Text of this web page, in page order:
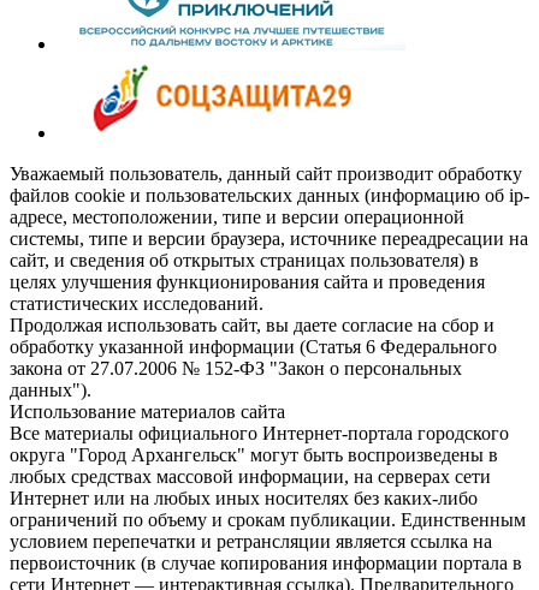
Уважаемый пользователь, данный сайт производит обработку
файлов cookie и пользовательских данных (информацию об ip-
адресе, местоположении, типе и версии операционной
системы, типе и версии браузера, источнике переадресации на
сайт, и сведения об открытых страницах пользователя) в
целях улучшения функционирования сайта и проведения
статистических исследований.
Продолжая использовать сайт, вы даете согласие на сбор и
обработку указанной информации (Статья 6 Федерального
закона от 27.07.2006 № 152-ФЗ "Закон о персональных
данных").
Использование материалов сайта
Все материалы официального Интернет-портала городского
округа "Город Архангельск" могут быть воспроизведены в
любых средствах массовой информации, на серверах сети
Интернет или на любых иных носителях без каких-либо
ограничений по объему и срокам публикации. Единственным
условием перепечатки и ретрансляции является ссылка на
первоисточник (в случае копирования информации портала в
сети Интернет — интерактивная ссылка). Предварительного